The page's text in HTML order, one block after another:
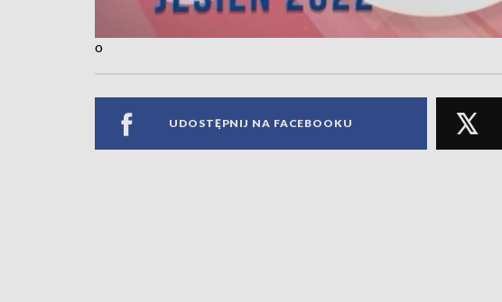
o
UDOSTĘPNIJ NA FACEBOOKU